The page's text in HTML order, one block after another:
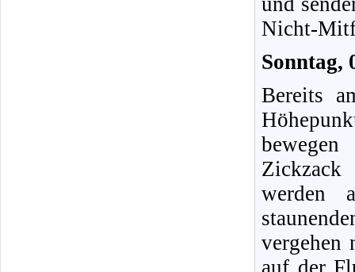
Nicht-
Sonntag,
Bereits
Zickzack
werden
vergehen